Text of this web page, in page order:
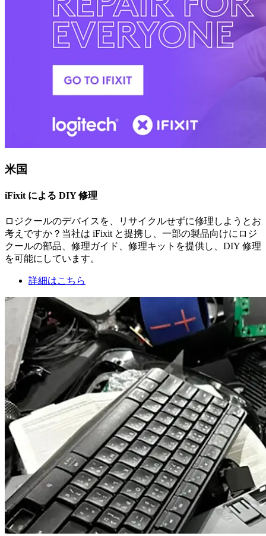
米国
iFixit による DIY 修理
ロジクールのデバイスを、リサイクルせずに修理しようとお
考えですか？当社は iFixit と提携し、一部の製品向けにロジ
クールの部品、修理ガイド、修理キットを提供し、DIY 修理
を可能にしています。
詳細はこちら